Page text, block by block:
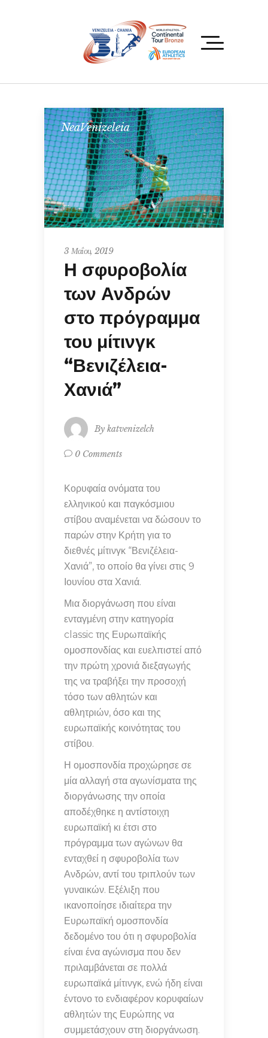
NeaVenizeleia
3 Μαΐου, 2019
Η σφυροβολία
των Ανδρών
στο πρόγραμμα
του μίτινγκ
“Βενιζέλεια-
Χανιά”
By katvenizelch
0 Comments
Κορυφαία ονόματα του
ελληνικού και παγκόσμιου
στίβου αναμένεται να δώσουν το
παρών στην Κρήτη για το
διεθνές μίτινγκ “Βενιζέλεια-
Χανιά”, το οποίο θα γίνει στις 9
Ιουνίου στα Χανιά.
Μια διοργάνωση που είναι
ενταγμένη στην κατηγορία
classic της Ευρωπαϊκής
ομοσπονδίας και ευελπιστεί από
την πρώτη χρονιά διεξαγωγής
της να τραβήξει την προσοχή
τόσο των αθλητών και
αθλητριών, όσο και της
ευρωπαϊκής κοινότητας του
στίβου.
Η ομοσπονδία προχώρησε σε
μία αλλαγή στα αγωνίσματα της
διοργάνωσης την οποία
αποδέχθηκε η αντίστοιχη
ευρωπαϊκή κι έτσι στο
πρόγραμμα των αγώνων θα
ενταχθεί η σφυροβολία των
Ανδρών, αντί του τριπλούν των
γυναικών. Εξέλιξη που
ικανοποίησε ιδιαίτερα την
Ευρωπαϊκή ομοσπονδία
δεδομένο του ότι η σφυροβολία
είναι ένα αγώνισμα που δεν
πριλαμβάνεται σε πολλά
ευρωπαϊκά μίτινγκ, ενώ ήδη είναι
έντονο το ενδιαφέρον κορυφαίων
αθλητών της Ευρώπης να
συμμετάσχουν στη διοργάνωση.